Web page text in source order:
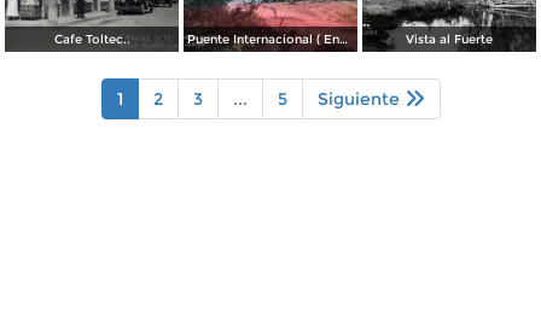
Cafe Toltec.. Puente Internacional ( Enviada el 4 de Mayo de 1945 ). Vista al Fuerte
1 2 3 ... 5 Siguiente